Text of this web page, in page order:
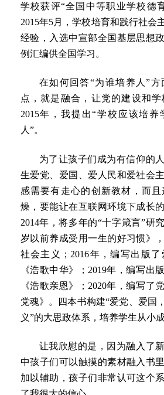
学校获评“全国中等职业学校德
2015年5月，学校培育和践行社会
经验，入选中宣部全国基层思想
例汇编供全国学习。
在如何回答“为谁培养人”
点，就是融合，让党的建设和学
2015年，我提出“学校应该培养
人”。
为了让孩子们成为有信仰的
生爱党、爱国、爱人民和爱社会
感需要有走心的创新教材，而
燥，要能让在互联网环境下成长
2014年，将多年的“十字箴言”
岁以前养成受用一生的好习惯》
社会主义；2016年，编写出版
《浩歌中华》；2019年，编写出
《浩歌亲恩》；2020年，编写了
党魂》。四本书构建“爱党、爱国
义”的大思政体系，培养学生从小
让我欣慰的是，因为融入了
中孩子们可以触摸的素材融入书
加以辅助，孩子们非常认可这个